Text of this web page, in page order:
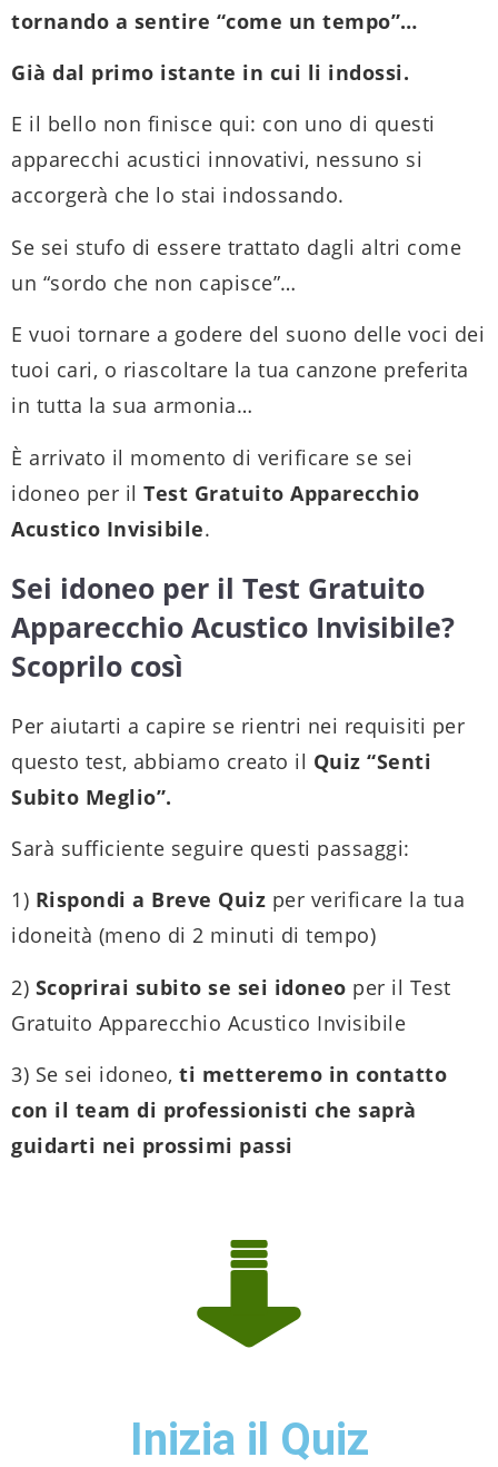
tornando a sentire “come un tempo”…
Già dal primo istante in cui li indossi.
E il bello non finisce qui: con uno di questi
apparecchi acustici innovativi, nessuno si
accorgerà che lo stai indossando.
Se sei stufo di essere trattato dagli altri come
un “sordo che non capisce”…
E vuoi tornare a godere del suono delle voci dei
tuoi cari, o riascoltare la tua canzone preferita
in tutta la sua armonia…
È arrivato il momento di verificare se sei
idoneo per il Test Gratuito Apparecchio
Acustico Invisibile.
Sei idoneo per il Test Gratuito
Apparecchio Acustico Invisibile?
Scoprilo così
Per aiutarti a capire se rientri nei requisiti per
questo test, abbiamo creato il Quiz “Senti
Subito Meglio”.
Sarà sufficiente seguire questi passaggi:
1) Rispondi a Breve Quiz per verificare la tua
idoneità (meno di 2 minuti di tempo)
2) Scoprirai subito se sei idoneo per il Test
Gratuito Apparecchio Acustico Invisibile
3) Se sei idoneo, ti metteremo in contatto
con il team di professionisti che saprà
guidarti nei prossimi passi
Inizia il Quiz